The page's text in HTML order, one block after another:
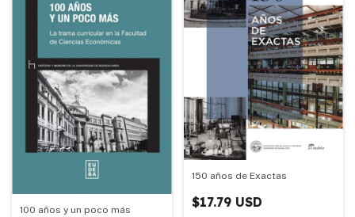
100 años y un poco más
150 años de Exactas
$17.79 USD